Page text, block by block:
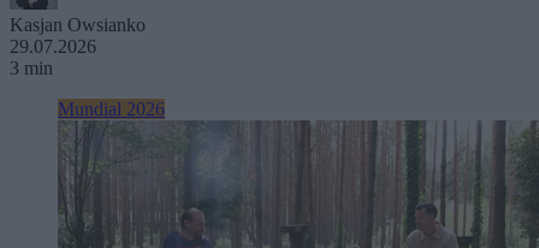
Kasjan Owsianko
29.07.2026
3 min
Mundial 2026